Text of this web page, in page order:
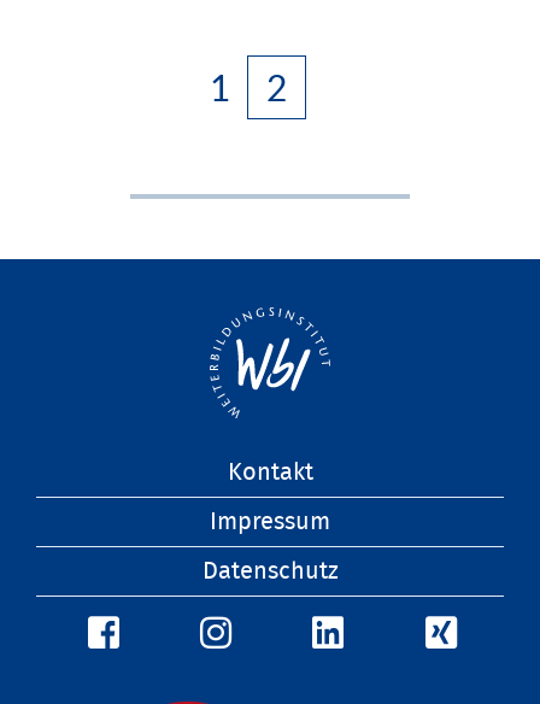
1 2
Kontakt
Impressum
Datenschutz